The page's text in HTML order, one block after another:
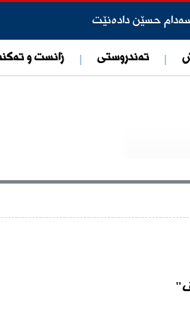
سیستەمەکانی پاتریۆت ئیتر لە هەولێر
نزیک فڕۆكەخانەی هەولێر
پاكترین پارێزگایە لەسەر ئاستی
به‌ره‌نگاربوونه‌وه‌ی گه‌نده‌ڵی
تەندروستی زانست و